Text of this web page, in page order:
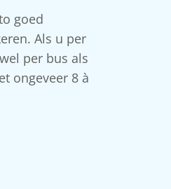
goed
Als u per
per bus als
ongeveer 8 à